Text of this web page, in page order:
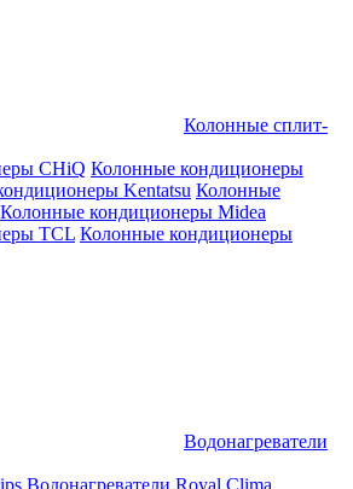
Колонные сплит-
CHiQ Колонные кондиционеры
Kentatsu Колонные
Колонные кондиционеры Midea
TCL Колонные кондиционеры
Водонагреватели
Водонагреватели Royal Clima